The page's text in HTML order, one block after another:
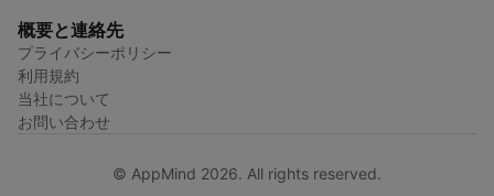
概要と連絡先
プライバシーポリシー
利用規約
当社について
お問い合わせ
© AppMind 2026. All rights reserved.